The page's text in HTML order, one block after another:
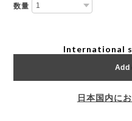
数量
International
日本国内に